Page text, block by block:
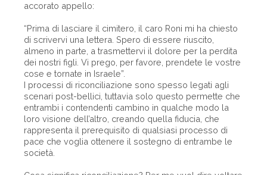
accorato appello:
“Prima di lasciare il cimitero, il caro Roni mi ha chiesto
di scrivervi una lettera. Spero di essere riuscito,
almeno in parte, a trasmettervi il dolore per la perdita
dei nostri figli. Vi prego, per favore, prendete le vostre
cose e tornate in Israele”.
I processi di riconciliazione sono spesso legati agli
scenari post-bellici, tuttavia solo questo permette che
entrambi i contendenti cambino in qualche modo la
loro visione dell’altro, creando quella fiducia, che
rappresenta il prerequisito di qualsiasi processo di
pace che voglia ottenere il sostegno di entrambe le
società.